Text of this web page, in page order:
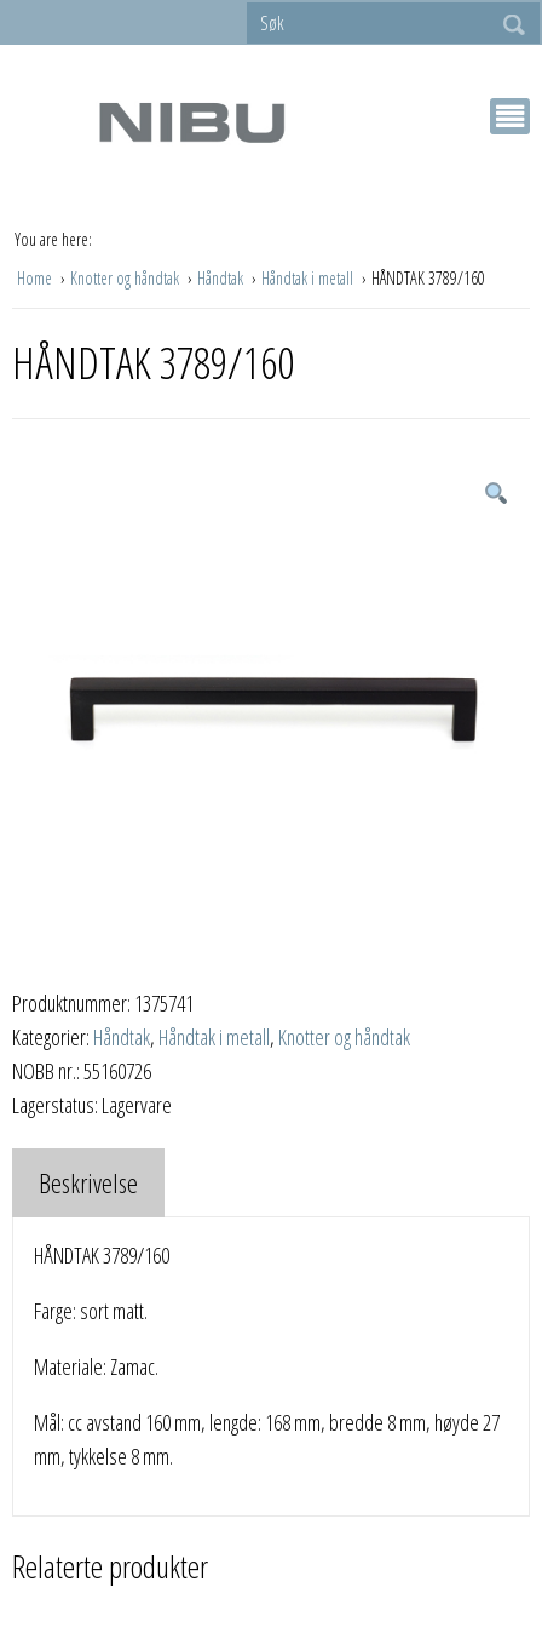
You are here:
Home
Knotter og håndtak Håndtak Håndtak i metall HÅNDTAK 3789/160
HÅNDTAK 3789/160
Produktnummer: 1375741
Kategorier: Håndtak, Håndtak i metall, Knotter og håndtak
NOBB nr.: 55160726
Lagerstatus: Lagervare
Beskrivelse
HÅNDTAK 3789/160
Farge: sort matt.
Materiale: Zamac.
Mål: cc avstand 160 mm, lengde: 168 mm, bredde 8 mm, høyde 27
mm, tykkelse 8 mm.
Relaterte produkter